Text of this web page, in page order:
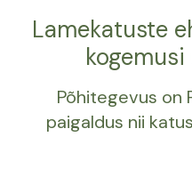
Lamekatuste
kogemusi
Põhitegevus on
paigaldus nii